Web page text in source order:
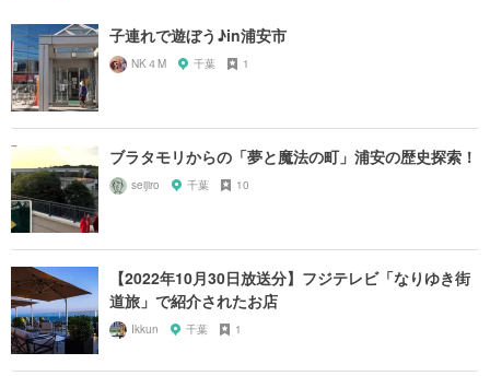
子連れで遊ぼう♪in浦安市
NK４M 千葉 1
ブラタモリからの「夢と魔法の町」浦安の歴史探索！
seijiro 千葉 10
【2022年10月30日放送分】フジテレビ「なりゆき街
道旅」で紹介されたお店
Ikkun 千葉 1